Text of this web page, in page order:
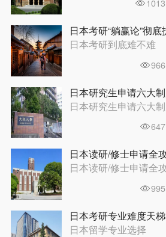
1013
日本考研到底难不难
966
日本研究生申请六大
647
日本读研/修士申请全
995
日本留学专业选择